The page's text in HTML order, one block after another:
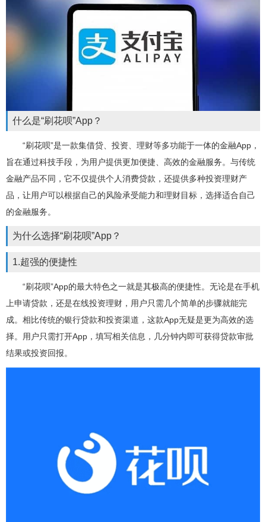
什么是“刷花呗”App？
“刷花呗”是一款集借贷、投资、理财等多功能于一体的金融App，
旨在通过科技手段，为用户提供更加便捷、高效的金融服务。与传统
金融产品不同，它不仅提供个人消费贷款，还提供多种投资理财产
品，让用户可以根据自己的风险承受能力和理财目标，选择适合自己
的金融服务。
为什么选择“刷花呗”App？
1.超强的便捷性
“刷花呗”App的最大特色之一就是其极高的便捷性。无论是在手机
上申请贷款，还是在线投资理财，用户只需几个简单的步骤就能完
成。相比传统的银行贷款和投资渠道，这款App无疑是更为高效的选
择。用户只需打开App，填写相关信息，几分钟内即可获得贷款审批
结果或投资回报。